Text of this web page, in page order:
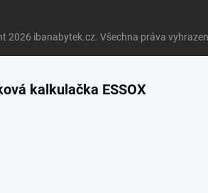
2026 ibanabytek.cz. Všechna práva
kalkulačka ESSOX